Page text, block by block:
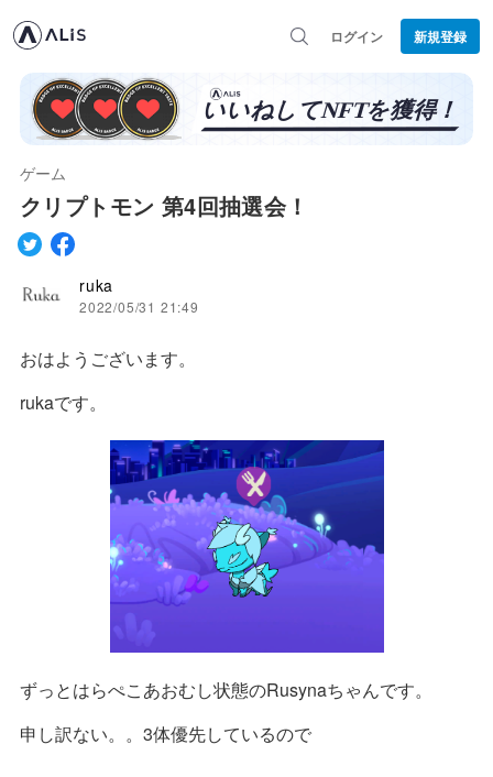
ログイン 新規登録
ゲーム
クリプトモン 第4回抽選会！
ruka
2022/05/31 21:49
おはようございます。
rukaです。
ずっとはらぺこあおむし状態のRusynaちゃんです。
申し訳ない。。3体優先しているので